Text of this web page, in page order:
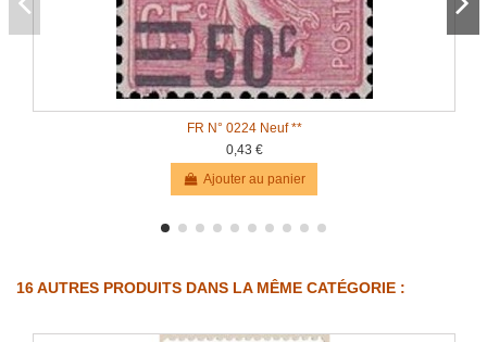
FR N° 0224 Neuf **
0,43 €
Ajouter au panier
16 AUTRES PRODUITS DANS LA MÊME CATÉGORIE :